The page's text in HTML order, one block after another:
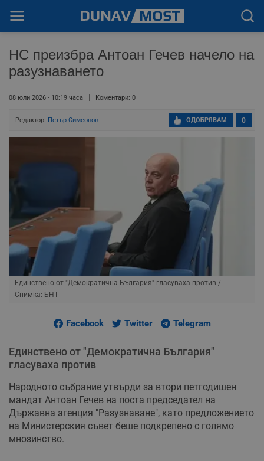
НС преизбра Антоан Гечев начело на
разузнаването
08 юли 2026 - 10:19 часа Коментари: 0
Редактор: Петър Симеонов 0
ОДОБРЯВАМ
Единствено от "Демократична България" гласуваха против /
Снимка: БНТ
Facebook Twitter Telegram
Единствено от "Демократична България"
гласуваха против
Народното събрание утвърди за втори петгодишен
мандат Антоан Гечев на поста председател на
Държавна агенция "Разузнаване", като предложението
на Министерския съвет беше подкрепено с голямо
мнозинство.